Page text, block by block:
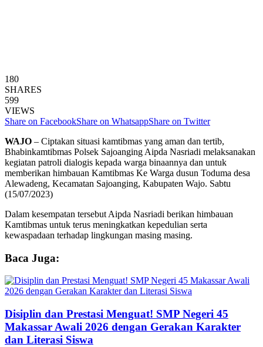
180
SHARES
599
VIEWS
Share on FacebookShare on WhatsappShare on Twitter
WAJO – Ciptakan situasi kamtibmas yang aman dan tertib,
Bhabinkamtibmas Polsek Sajoanging Aipda Nasriadi melaksanakan
kegiatan patroli dialogis kepada warga binaannya dan untuk
memberikan himbauan Kamtibmas Ke Warga dusun Toduma desa
Alewadeng, Kecamatan Sajoanging, Kabupaten Wajo. Sabtu
(15/07/2023)
Dalam kesempatan tersebut Aipda Nasriadi berikan himbauan
Kamtibmas untuk terus meningkatkan kepedulian serta
kewaspadaan terhadap lingkungan masing masing.
Baca Juga:
Disiplin dan Prestasi Menguat! SMP Negeri 45
Makassar Awali 2026 dengan Gerakan Karakter
dan Literasi Siswa